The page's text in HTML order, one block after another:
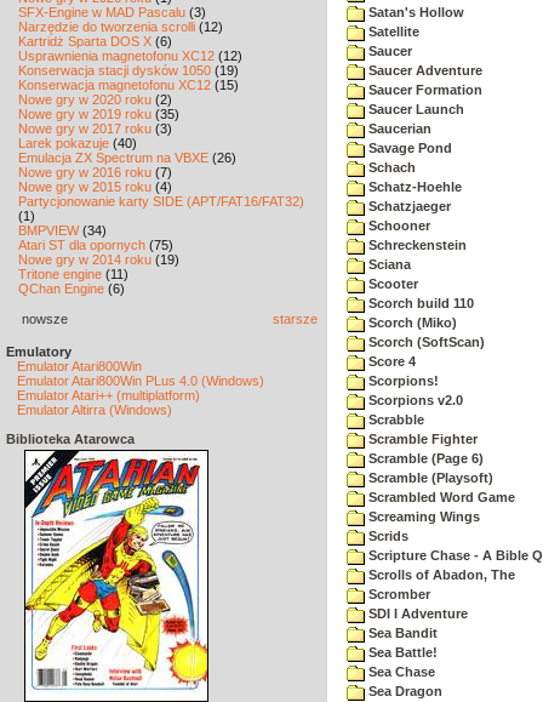
SFX-Engine w MAD Pascalu (3)
Narzędzie do tworzenia scrolli (12)
Kartridż Sparta DOS X (6)
Usprawnienia magnetofonu XC12 (12)
Konserwacja stacji dysków 1050 (19)
Konserwacja magnetofonu XC12 (15)
Nowe gry w 2020 roku (2)
Nowe gry w 2019 roku (35)
Nowe gry w 2017 roku (3)
Larek pokazuje (40)
Emulacja ZX Spectrum na VBXE (26)
Nowe gry w 2016 roku (7)
Nowe gry w 2015 roku (4)
Partycjonowanie karty SIDE (APT/FAT16/FAT32)
(1)
BMPVIEW(34)
Atari ST dla opornych (75)
Nowe gry w 2014 roku (19)
Tritone engine (11)
QChan Engine (6)
nowsze starsze
Emulatory
Emulator Atari800Win
Emulator Atari800Win PLus 4.0 (Windows)
Emulator Atari++ (multiplatform)
Emulator Altirra (Windows)
Biblioteka Atarowca
Satan's Hollow
Satellite
Saucer
Saucer Adventure
Saucer Formation
Saucer Launch
Saucerian
Savage Pond
Schach
Schatz-Hoehle
Schatzjaeger
Schooner
Schreckenstein
Sciana
Scooter
Scorch build 110
Scorch (Miko)
Scorch (SoftScan)
Score 4
Scorpions!
Scorpions v2.0
Scrabble
Scramble Fighter
Scramble (Page 6)
Scramble (Playsoft)
Scrambled Word Game
Screaming Wings
Scrids
Scripture Chase - A Bible
Scrolls of Abadon, The
Scromber
SDI I Adventure
Sea Bandit
Sea Battle!
Sea Chase
Sea Dragon